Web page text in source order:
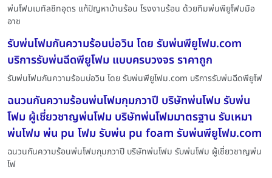
พ่นโฟมเมทัลชีทอุดร แก้ปัญหาบ้านร้อน โรงงานร้อน ด้วยทีมพ่นพียูโฟมมือ
อาช
รับพ่นโฟมกันความร้อนบ่อวิน โดย รับพ่นพียูโฟม.com
บริการรับพ่นฉีดพียูโฟม แบบครบวงจร ราคาถูก
รับพ่นโฟมกันความร้อนบ่อวิน โดย รับพ่นพียูโฟม.com บริการรับพ่นฉีดพียูโฟ
ฉนวนกันความร้อนพ่นโฟมกุมภวาปี บริษัทพ่นโฟม รับพ่น
โฟม ผู้เชี่ยวชาญพ่นโฟม บริษัทพ่นโฟมมาตรฐาน รับเหมา
พ่นโฟม พ่น pu โฟม รับพ่น pu foam รับพ่นพียูโฟม.com
ฉนวนกันความร้อนพ่นโฟมกุมภวาปี บริษัทพ่นโฟม รับพ่นโฟม ผู้เชี่ยวชาญพ่น
โฟ